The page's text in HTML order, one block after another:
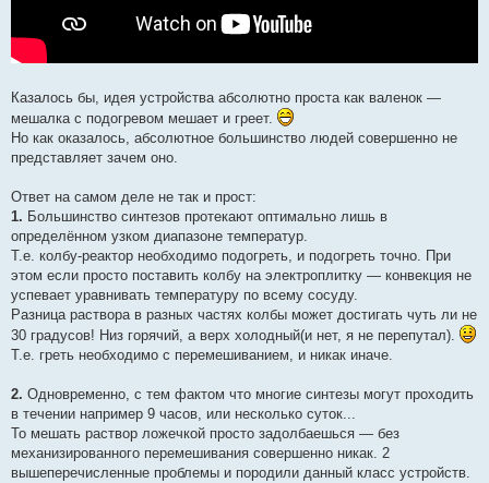
Казалось бы, идея устройства абсолютно проста как валенок —
мешалка с подогревом мешает и греет.
Но как оказалось, абсолютное большинство людей совершенно не
представляет зачем оно.
Ответ на самом деле не так и прост:
1. Большинство синтезов протекают оптимально лишь в
определённом узком диапазоне температур.
Т.е. колбу-реактор необходимо подогреть, и подогреть точно. При
этом если просто поставить колбу на электроплитку — конвекция не
успевает уравнивать температуру по всему сосуду.
Разница раствора в разных частях колбы может достигать чуть ли не
30 градусов! Низ горячий, а верх холодный(и нет, я не перепутал).
Т.е. греть необходимо с перемешиванием, и никак иначе.
2. Одновременно, с тем фактом что многие синтезы могут проходить
в течении например 9 часов, или несколько суток...
То мешать раствор ложечкой просто задолбаешься — без
механизированного перемешивания совершенно никак. 2
вышеперечисленные проблемы и породили данный класс устройств.